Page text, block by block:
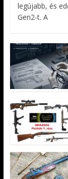
legújabb, és
Gen2-t. A